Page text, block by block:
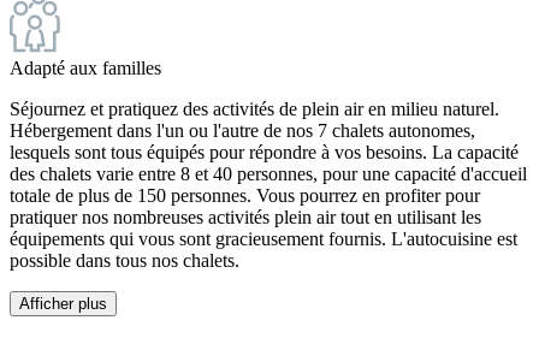
Adapté aux familles
Séjournez et pratiquez des activités de plein air en milieu naturel.
Hébergement dans l'un ou l'autre de nos 7 chalets autonomes,
lesquels sont tous équipés pour répondre à vos besoins. La capacité
des chalets varie entre 8 et 40 personnes, pour une capacité d'accueil
totale de plus de 150 personnes. Vous pourrez en profiter pour
pratiquer nos nombreuses activités plein air tout en utilisant les
équipements qui vous sont gracieusement fournis. L'autocuisine est
possible dans tous nos chalets.
Afficher plus